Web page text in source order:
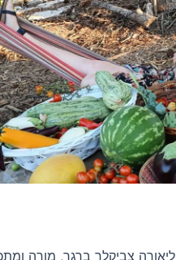
ליאורה צביקלר ברגר, מורה